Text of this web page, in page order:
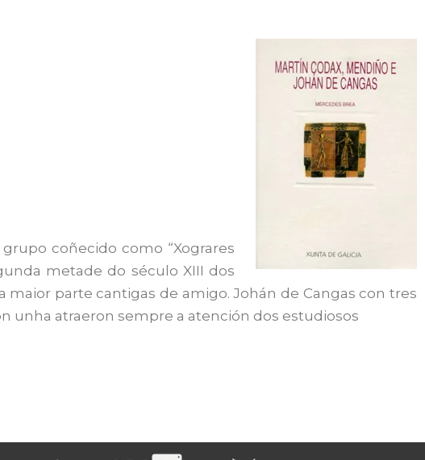
coñecido como “Xograres
metade do século XIII dos
parte cantigas de amigo. Johán de Cangas con tres
unha atraeron sempre a atención dos estudiosos